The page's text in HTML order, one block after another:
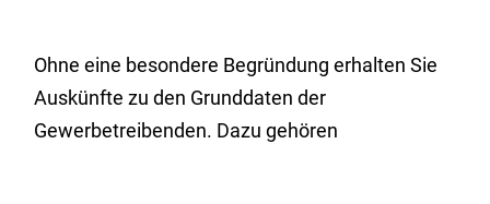
Ohne eine besondere Begründung erhalten Sie
Auskünfte zu den Grunddaten der
Gewerbetreibenden. Dazu gehören